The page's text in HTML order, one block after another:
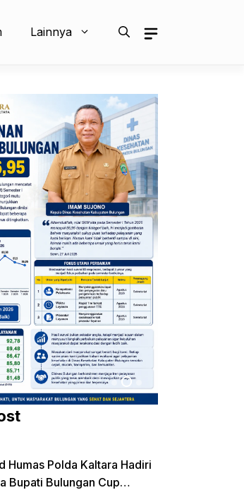
Lainnya
Humas Polda Kaltara Hadiri
Bupati Bulungan Cup